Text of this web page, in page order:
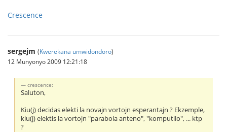
Crescence
sergejm (Kwerekana umwidondoro)
12 Munyonyo 2009 12:21:18
crescence:
Saluton,
Kiu(j) decidas elekti la novajn vortojn esperantajn ? Ekzemple,
kiu(j) elektis la vortojn "parabola anteno", "komputilo", ... ktp
?